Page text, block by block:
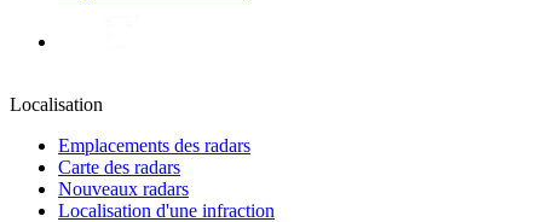
Localisation
Emplacements des radars
Carte des radars
Nouveaux radars
Localisation d'une infraction